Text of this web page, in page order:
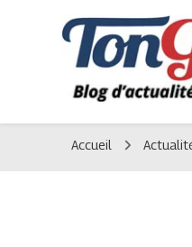
Votre blog
Accueil